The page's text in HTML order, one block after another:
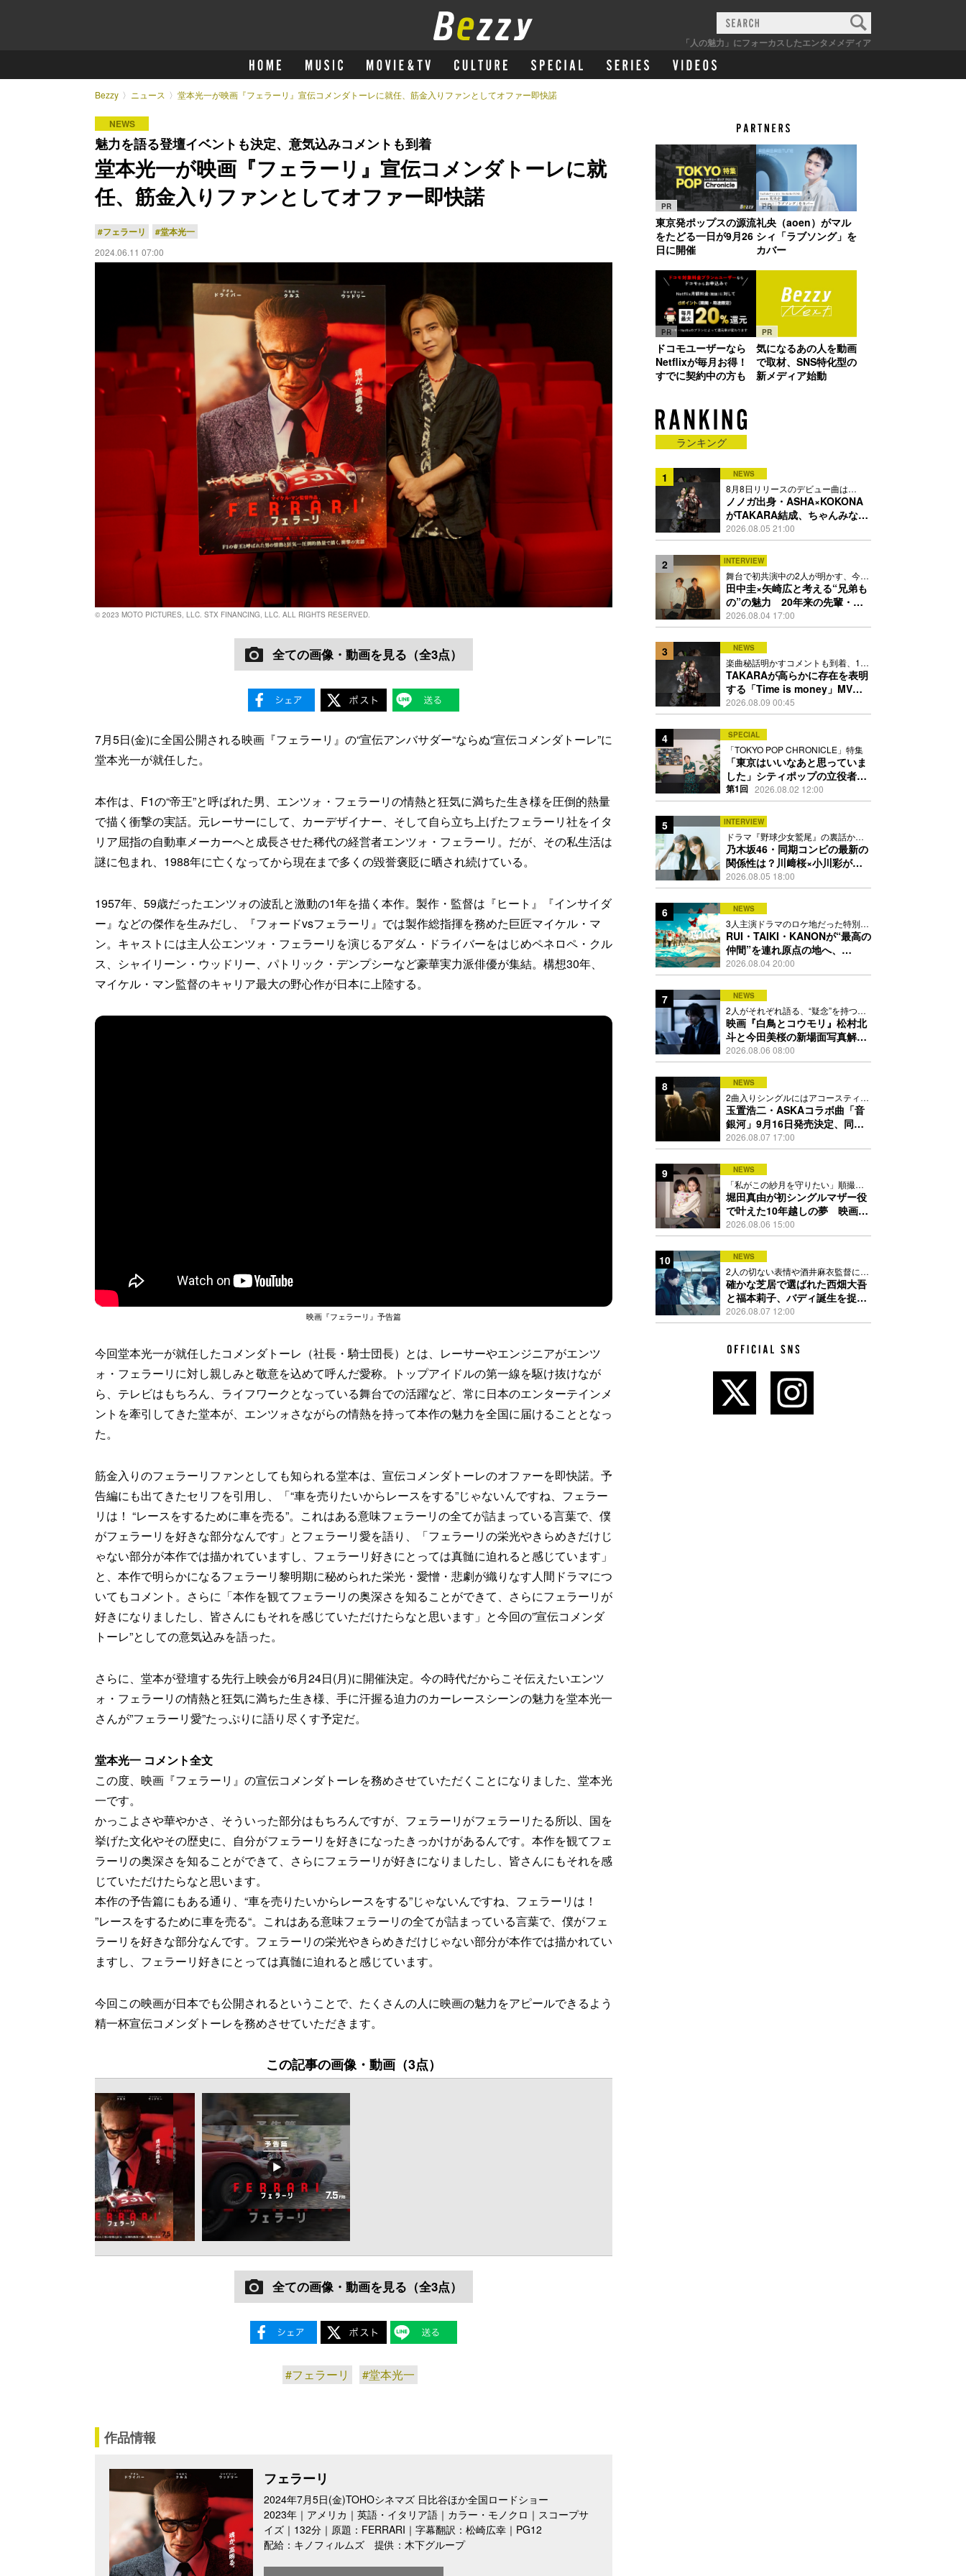
「人の魅力」にフォーカスしたエンタメメディア
Bezzy ニュース 堂本光一が映画『フェラーリ』宣伝コメンダトーレに就任、筋金入りファンとしてオファー即快諾
NEWS
魅力を語る登壇イベントも決定、意気込みコメントも到着
堂本光一が映画『フェラーリ』宣伝コメンダトーレに就
任、筋金入りファンとしてオファー即快諾
#フェラーリ #堂本光一
2024.06.11 07:00
©︎ 2023 MOTO PICTURES, LLC. STX FINANCING, LLC. ALL RIGHTS RESERVED.
全ての画像・動画を見る（全3点）
7月5日(金)に全国公開される映画『フェラーリ』の“宣伝アンバサダー“ならぬ“宣伝コメンダトーレ”に
堂本光一が就任した。
本作は、F1の“帝王”と呼ばれた男、エンツォ・フェラーリの情熱と狂気に満ちた生き様を圧倒的熱量
で描く衝撃の実話。元レーサーにして、カーデザイナー、そして自ら立ち上げたフェラーリ社をイタ
リア屈指の自動車メーカーへと成長させた稀代の経営者エンツォ・フェラーリ。だが、その私生活は
謎に包まれ、1988年に亡くなってから現在まで多くの毀誉褒貶に晒され続けている。
1957年、59歳だったエンツォの波乱と激動の1年を描く本作。製作・監督は『ヒート』『インサイダ
ー』などの傑作を生みだし、『フォードvsフェラーリ』では製作総指揮を務めた巨匠マイケル・マ
ン。キャストには主人公エンツォ・フェラーリを演じるアダム・ドライバーをはじめペネロペ・クル
ス、シャイリーン・ウッドリー、パトリック・デンプシーなど豪華実力派俳優が集結。構想30年、
マイケル・マン監督のキャリア最大の野心作が日本に上陸する。
映画『フェラーリ』予告篇
今回堂本光一が就任したコメンダトーレ（社長・騎士団長）とは、レーサーやエンジニアがエンツ
ォ・フェラーリに対し親しみと敬意を込めて呼んだ愛称。トップアイドルの第一線を駆け抜けなが
ら、テレビはもちろん、ライフワークとなっている舞台での活躍など、常に日本のエンターテインメ
ントを牽引してきた堂本が、エンツォさながらの情熱を持って本作の魅力を全国に届けることとなっ
た。
筋金入りのフェラーリファンとしても知られる堂本は、宣伝コメンダトーレのオファーを即快諾。予
告編にも出てきたセリフを引用し、「“車を売りたいからレースをする”じゃないんですね、フェラー
リは！ “レースをするために車を売る”。これはある意味フェラーリの全てが詰まっている言葉で、僕
がフェラーリを好きな部分なんです」とフェラーリ愛を語り、「フェラーリの栄光やきらめきだけじ
ゃない部分が本作では描かれていますし、フェラーリ好きにとっては真髄に迫れると感じています」
と、本作で明らかになるフェラーリ黎明期に秘められた栄光・愛憎・悲劇が織りなす人間ドラマにつ
いてもコメント。さらに「本作を観てフェラーリの奥深さを知ることができて、さらにフェラーリが
好きになりましたし、皆さんにもそれを感じていただけたらなと思います」と今回の”宣伝コメンダ
トーレ”としての意気込みを語った。
さらに、堂本が登壇する先行上映会が6月24日(月)に開催決定。今の時代だからこそ伝えたいエンツ
ォ・フェラーリの情熱と狂気に満ちた生き様、手に汗握る迫力のカーレースシーンの魅力を堂本光一
さんが”フェラーリ愛”たっぷりに語り尽くす予定だ。
堂本光一 コメント全文
この度、映画『フェラーリ』の宣伝コメンダトーレを務めさせていただくことになりました、堂本光
一です。
かっこよさや華やかさ、そういった部分はもちろんですが、フェラーリがフェラーリたる所以、国を
挙げた文化やその歴史に、自分がフェラーリを好きになったきっかけがあるんです。本作を観てフェ
ラーリの奥深さを知ることができて、さらにフェラーリが好きになりましたし、皆さんにもそれを感
じていただけたらなと思います。
本作の予告篇にもある通り、“車を売りたいからレースをする”じゃないんですね、フェラーリは！
”レースをするために車を売る“。これはある意味フェラーリの全てが詰まっている言葉で、僕がフェ
ラーリを好きな部分なんです。フェラーリの栄光やきらめきだけじゃない部分が本作では描かれてい
ますし、フェラーリ好きにとっては真髄に迫れると感じています。
今回この映画が日本でも公開されるということで、たくさんの人に映画の魅力をアピールできるよう
精一杯宣伝コメンダトーレを務めさせていただきます。
この記事の画像・動画（3点）
全ての画像・動画を見る（全3点）
#フェラーリ #堂本光一
作品情報
フェラーリ
2024年7月5日(金)TOHOシネマズ 日比谷ほか全国ロードショー
2023年｜アメリカ｜英語・イタリア語｜カラー・モノクロ｜スコープサ
イズ｜132分｜原題：FERRARI｜字幕翻訳：松崎広幸｜PG12
配給：キノフィルムズ 提供：木下グループ
PR
東京発ポップスの源流
をたどる一日が9月26
日に開催
PR
礼央（aoen）がマル
シィ「ラブソング」を
カバー
PR
ドコモユーザーなら
Netflixが毎月お得！
すでに契約中の方も
PR
気になるあの人を動画
で取材、SNS特化型の
新メディア始動
ランキング
1 NEWS
8月8日リリースのデビュー曲は
「Time is money」
ノノガ出身・ASHA×KOKONA
がTAKARA結成、ちゃんみな主
宰レーベル第2弾アーティスト
に
2026.08.05 21:00
2 INTERVIEW
舞台で初共演中の2人が明かす、今の
自分をつくる恩人の存在
田中圭×矢崎広と考える“兄弟も
の”の魅力 20年来の先輩・後
輩が初めて見つけた互いの共通
点とは
2026.08.04 17:00
3 NEWS
楽曲秘話明かすコメントも到着、1st
EPも8月24日配信へ
TAKARAが高らかに存在を表明
する「Time is money」MV公
開、忍者と花魁姿で世界観を体
現
2026.08.09 00:45
4 SPECIAL
「TOKYO POP CHRONICLE」特集
「東京はいいなあと思っていま
した」シティポップの立役者・
伊藤銀次の名曲回想録
第1回 2026.08.02 12:00
5 INTERVIEW
ドラマ『野球少女鷲尾』の裏話から
隠れた素顔にたっぷり迫る
乃木坂46・同期コンビの最新の
関係性は？川﨑桜×小川彩が明
かす互いの推しポイント
2026.08.05 18:00
6 NEWS
3人主演ドラマのロケ地だった特別な
場所で撮影を敢行
RUI・TAIKI・KANONが“最高の
仲間”を連れ原点の地へ、
STARGLOW「GOTH」ダンス
映像公開
2026.08.04 20:00
7 NEWS
2人がそれぞれ語る、“疑念”を持つこ
との苦しさとは
映画『白鳥とコウモリ』松村北
斗と今田美桜の新場面写真解
禁、事件前後で一変する表情捉
えた全4点
2026.08.06 08:00
8 NEWS
2曲入りシングルにはアコースティッ
ク楽曲「命の宿り」も収録
玉置浩二・ASKAコラボ曲「音
銀河」9月16日発売決定、同じ
時代の“戦友”同士で揺るぎない
愛を歌う
2026.08.07 17:00
9 NEWS
「私がこの紗月を守りたい」順撮り
の日々で芽生えた思いとは
堀田真由が初シングルマザー役
で叶えた10年越しの夢 映画
『私はあなたを知らない、』新
写真解禁
2026.08.06 15:00
10 NEWS
2人の切ない表情や酒井麻衣監督によ
る映像美を収めた全4点
確かな芝居で選ばれた⻄畑⼤吾
と福本莉⼦、バディ誕生を捉え
た『時給三〇〇円の死神』場面
写真解禁
2026.08.07 12:00